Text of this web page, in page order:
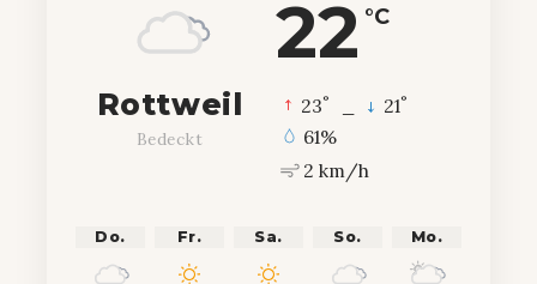
22 °C
Rottweil
Bedeckt
23° 21°
61%
2 km/h
Do. Fr. Sa. So. Mo.